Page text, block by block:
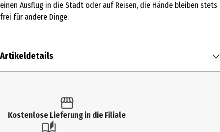
einen Ausflug in die Stadt oder auf Reisen, die Hände bleiben stets
frei für andere Dinge.
Artikeldetails
Produkttyp
Kostenlose Lieferung in die Filiale